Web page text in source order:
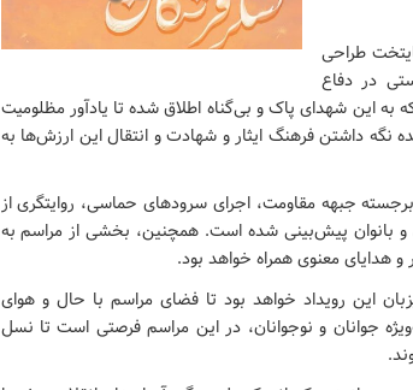
طراحی
در دفاع
این شهدای پاک و بی‌گناه اطلاق شده تا یادآور مظلومیت
نگه داشتن فرهنگ ایثار و شهادت و انتقال این ارزش‌ها به
جبهه مقاومت، اجرای سرودهای حماسی، روایتگری از
و بانوان پیش‌بینی شده است. همچنین، بخشی از مراسم به
هدایای معنوی همراه خواهد بود.
این رویداد خواهد بود تا فضای مراسم با حال و هوای
جوانان و نوجوانان، در این مراسم فرصتی است تا نسل